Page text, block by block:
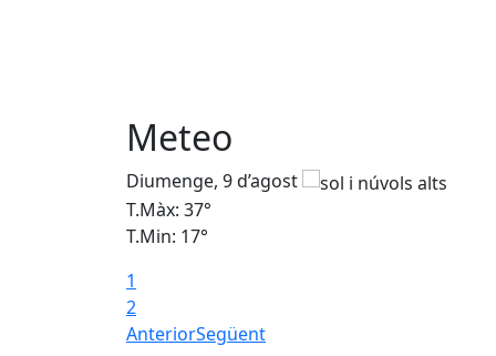
Meteo
Diumenge, 9 d’agost
T.Màx: 37°
T.Min: 17°
1
2
AnteriorSegüent